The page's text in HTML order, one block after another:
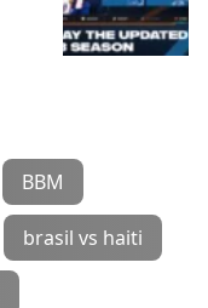
BBM
brasil vs haiti